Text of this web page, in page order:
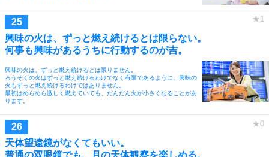
興味の火は、ずっと燃え続けるとは限らない。
何事も興味があるうちに行動するのが吉。
興味の火は、ずっと燃え続けるとは限りません。
ろうそくの火はずっと燃え続けるわけでなく有限であるように、興味の
火もずっと燃え続けるわけではありません。
最初はめらめら激しく燃えていても、だんだん火が小さくなることがあ
ります。
天体望遠鏡がなくてもいい。
普通の双眼鏡でも、月の天体観察を楽しめる。